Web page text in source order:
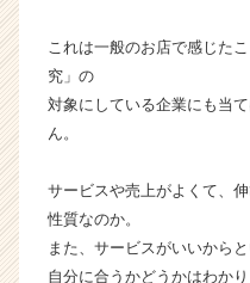
これは一般のお店で感じた
究」の
対象にしている企業にも当
ん。
サービスや売上がよくて、
性質なのか。
また、サービスがいいから
自分に合うかどうかはわかり